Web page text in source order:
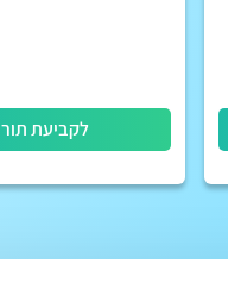
לקביעת תור